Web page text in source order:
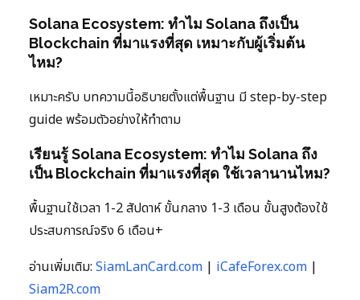
Solana Ecosystem: ทำไม Solana ถึงเป็น
Blockchain ที่มาแรงที่สุด เหมาะกับผู้เริ่มต้น
ไหม?
เหมาะครับ บทความนี้อธิบายตั้งแต่พื้นฐาน มี step-by-step
guide พร้อมตัวอย่างให้ทำตาม
เรียนรู้ Solana Ecosystem: ทำไม Solana ถึง
เป็น Blockchain ที่มาแรงที่สุด ใช้เวลานานไหม?
พื้นฐานใช้เวลา 1-2 สัปดาห์ ขั้นกลาง 1-3 เดือน ขั้นสูงต้องใช้
ประสบการณ์จริง 6 เดือน+
อ่านเพิ่มเติม: SiamLanCard.com | iCafeForex.com |
Siam2R.com